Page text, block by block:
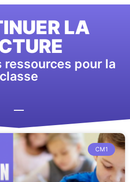
LA
ressources pour la
classe
CM1